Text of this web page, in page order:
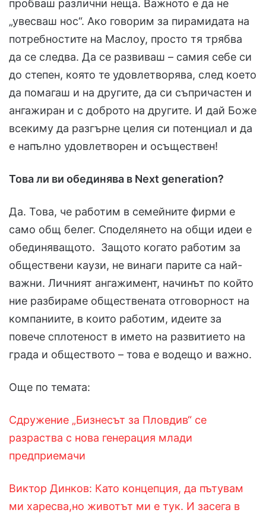
пробваш различни неща. Важното е да не
„увесваш нос“. Ако говорим за пирамидата на
потребностите на Маслоу, просто тя трябва
да се следва. Да се развиваш – самия себе си
до степен, която те удовлетворява, след което
да помагаш и на другите, да си съпричастен и
ангажиран и с доброто на другите. И дай Боже
всекиму да разгърне целия си потенциал и да
е напълно удовлетворен и осъществен!
Това ли ви обединява в Next generation?
Да. Това, че работим в семейните фирми е
само общ белег. Споделянето на общи идеи е
обединяващото. Защото когато работим за
обществени каузи, не винаги парите са най-
важни. Личният ангажимент, начинът по който
ние разбираме обществената отговорност на
компаниите, в които работим, идеите за
повече сплотеност в името на развитието на
града и обществото – това е водещо и важно.
Още по темата:
Сдружение „Бизнесът за Пловдив“ се
разраства с нова генерация млади
предприемачи
Виктор Динков: Като концепция, да пътувам
ми харесва,но животът ми е тук. И засега в